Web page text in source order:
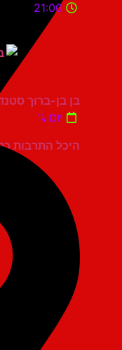
היכל התרבות כפר סבא
21:00
בן בן-ברוך סטנדאפ
יום ג'